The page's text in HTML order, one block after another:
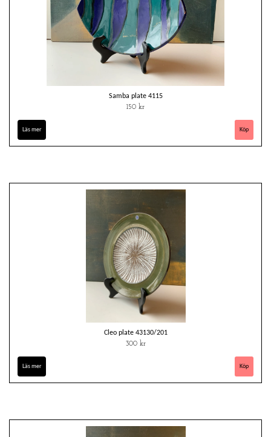
Samba plate 4115
150 kr
Läs mer
Cleo plate 43130/201
300 kr
Läs mer